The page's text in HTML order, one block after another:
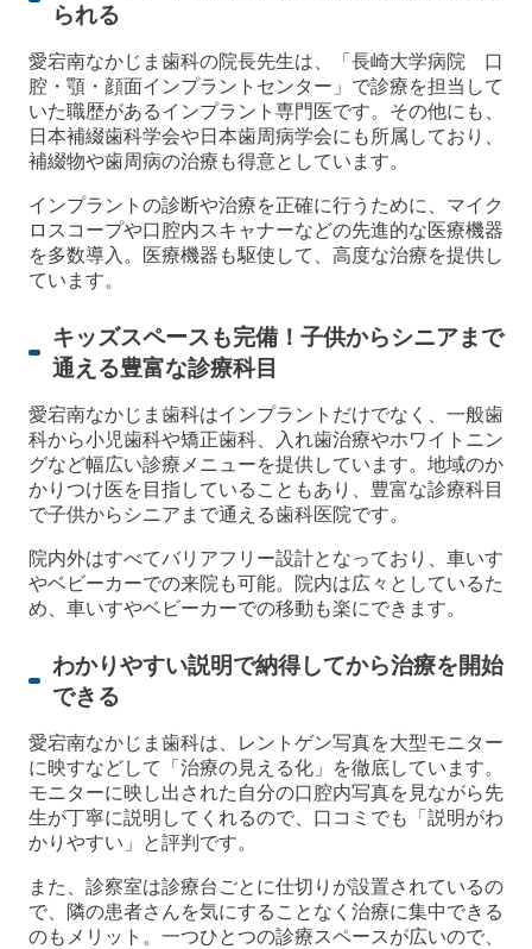
られる
愛宕南なかじま歯科の院長先生は、「長崎大学病院 口
腔・顎・顔面インプラントセンター」で診療を担当して
いた職歴があるインプラント専門医です。その他にも、
日本補綴歯科学会や日本歯周病学会にも所属しており、
補綴物や歯周病の治療も得意としています。
インプラントの診断や治療を正確に行うために、マイク
ロスコープや口腔内スキャナーなどの先進的な医療機器
を多数導入。医療機器も駆使して、高度な治療を提供し
ています。
キッズスペースも完備！子供からシニアまで
通える豊富な診療科目
愛宕南なかじま歯科はインプラントだけでなく、一般歯
科から小児歯科や矯正歯科、入れ歯治療やホワイトニン
グなど幅広い診療メニューを提供しています。地域のか
かりつけ医を目指していることもあり、豊富な診療科目
で子供からシニアまで通える歯科医院です。
院内外はすべてバリアフリー設計となっており、車いす
やベビーカーでの来院も可能。院内は広々としているた
め、車いすやベビーカーでの移動も楽にできます。
わかりやすい説明で納得してから治療を開始
できる
愛宕南なかじま歯科は、レントゲン写真を大型モニター
に映すなどして「治療の見える化」を徹底しています。
モニターに映し出された自分の口腔内写真を見ながら先
生が丁寧に説明してくれるので、口コミでも「説明がわ
かりやすい」と評判です。
また、診察室は診療台ごとに仕切りが設置されているの
で、隣の患者さんを気にすることなく治療に集中できる
のもメリット。一つひとつの診療スペースが広いので、